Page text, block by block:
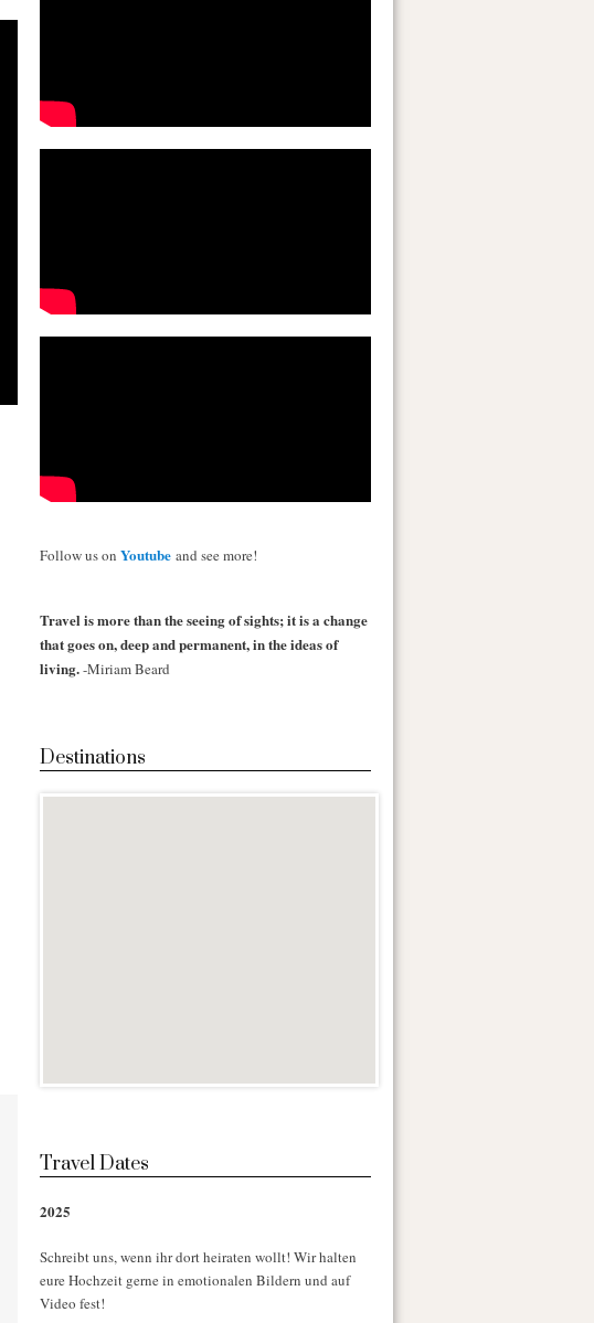
Follow us on Youtube and see more!
Travel is more than the seeing of sights; it is a change
that goes on, deep and permanent, in the ideas of
living.-Miriam Beard
Destinations
Travel Dates
2025
Schreibt uns, wenn ihr dort heiraten wollt! Wir halten
eure Hochzeit gerne in emotionalen Bildern und auf
Video fest!